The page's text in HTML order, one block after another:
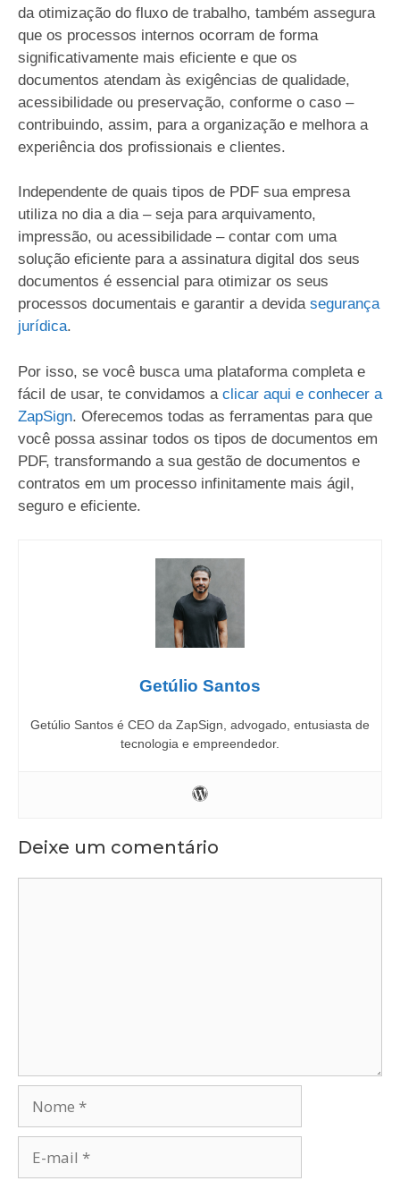
da otimização do fluxo de trabalho, também assegura
que os processos internos ocorram de forma
significativamente mais eficiente e que os
documentos atendam às exigências de qualidade,
acessibilidade ou preservação, conforme o caso –
contribuindo, assim, para a organização e melhora a
experiência dos profissionais e clientes.
Independente de quais tipos de PDF sua empresa
utiliza no dia a dia – seja para arquivamento,
impressão, ou acessibilidade – contar com uma
solução eficiente para a assinatura digital dos seus
documentos é essencial para otimizar os seus
processos documentais e garantir a devida segurança
jurídica.
Por isso, se você busca uma plataforma completa e
fácil de usar, te convidamos a clicar aqui e conhecer a
ZapSign. Oferecemos todas as ferramentas para que
você possa assinar todos os tipos de documentos em
PDF, transformando a sua gestão de documentos e
contratos em um processo infinitamente mais ágil,
seguro e eficiente.
Getúlio Santos
Getúlio Santos é CEO da ZapSign, advogado, entusiasta de
tecnologia e empreendedor.
Deixe um comentário